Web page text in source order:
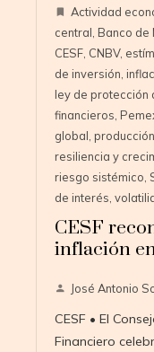
Actividad
central Banco de
CESF CNBV,
de inversión
ley de protección
financieros
global producción
resiliencia y
riesgo sistémico
de interés
CESF
inflación
José Antonio
CESF • El
Financiero